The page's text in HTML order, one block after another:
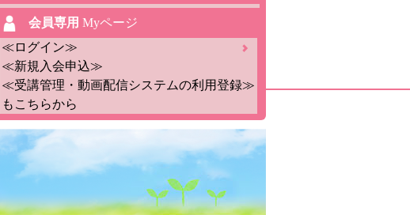
会員専用 Myページ
≪ログイン≫
≪新規入会申込≫
≪受講管理・動画配信システムの利用登録≫
もこちらから